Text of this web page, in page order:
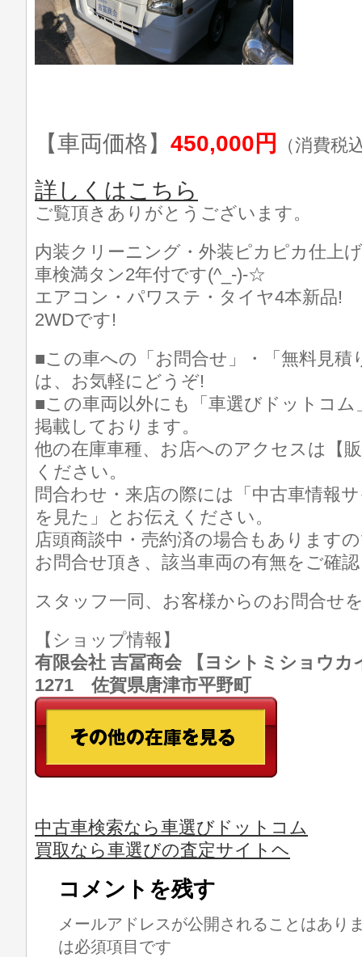
【車両価格】 450,000円 （消費税
詳しくはこちら
ご覧頂きありがとうございます。
内装クリーニング・外装ピカピカ仕上
車検満タン2年付です(^_-)-☆
エアコン・パワステ・タイヤ4本新品!
2WDです!
■この車への「お問合せ」・「無料見積
は、お気軽にどうぞ!
■この車両以外にも「車選びドットコ
掲載しております。
他の在庫車種、お店へのアクセスは【
ください。
問合わせ・来店の際には「中古車情報
を見た」とお伝えください。
店頭商談中・売約済の場合もあります
お問合せ頂き、該当車両の有無をご確
スタッフ一同、お客様からのお問合せ
【ショップ情報】
有限会社 吉冨商会 【ヨシトミショウ
1271 佐賀県唐津市平野町
中古車検索なら車選びドットコム
買取なら車選びの査定サイトヘ
コメントを残す
メールアドレスが公開されることはあり
は必須項目です